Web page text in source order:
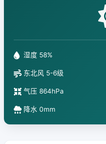
湿度 58%
东北风 5-6级
气压 864hPa
降水 0mm